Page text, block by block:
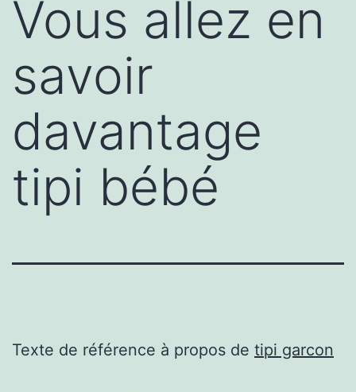
Vous allez en
savoir
davantage
tipi bébé
Texte de référence à propos de tipi garcon